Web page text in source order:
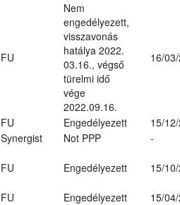
FU
Nem
engedélyezett,
visszavonás
hatálya 2022.
03.16., végső
türelmi idő
vége
2022.09.16.
16/
FU Engedélyezett
15/
Synergist Not PPP
-
FU Engedélyezett 15/
FU Engedélyezett
15/